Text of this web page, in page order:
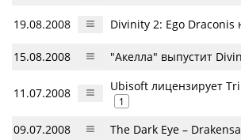
19.08.2008 Divinity 2: Ego Draconis
15.08.2008 "Акелла" выпустит
11.07.2008 Ubisoft лицензирует
1
09.07.2008 The Dark Eye –